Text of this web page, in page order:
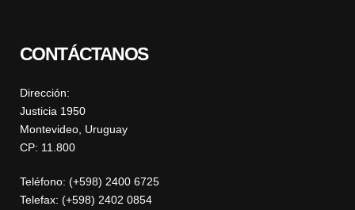
CONTÁCTANOS
Dirección:
Justicia 1950
Montevideo, Uruguay
CP: 11.800
Teléfono: (+598) 2400 6725
Telefax: (+598) 2402 0854